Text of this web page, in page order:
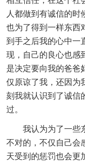
人都做到有诚信的时
也为了得到一样东西
到手之后我的心中一
现，自己的良心也感
是决定要向我的爸爸
仅原谅了我，还因为
刻我就认识到了诚信
过。
我认为为了一些
不对的，不仅自己会
天受到的惩罚也会更